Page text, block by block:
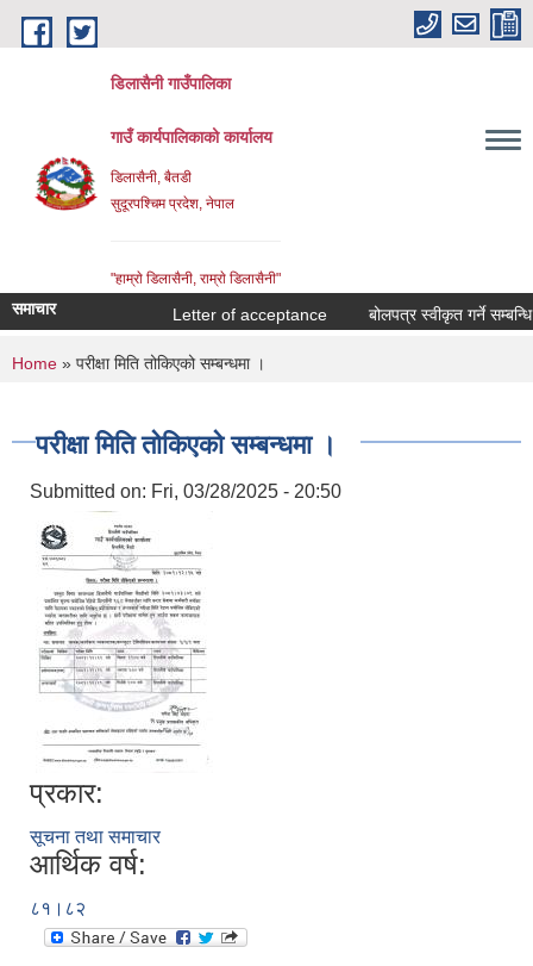
Skip to main content
डिलासैनी गाउँपालिका
गाउँ कार्यपालिकाको कार्यालय
डिलासैनी, बैतडी
सुदूरपश्चिम प्रदेश, नेपाल
"हाम्राे डिलासैनी, राम्राे डिलासैनी"
समाचार Letter of acceptance बोलपत्र स्वीकृत गर्ने सम्बन्धि
You are here
Home » परीक्षा मिति तोकिएको सम्बन्धमा ।
परीक्षा मिति तोकिएको सम्बन्धमा ।
Submitted on: Fri, 03/28/2025 - 20:50
प्रकार:
सूचना तथा समाचार
आर्थिक वर्ष:
८१।८२